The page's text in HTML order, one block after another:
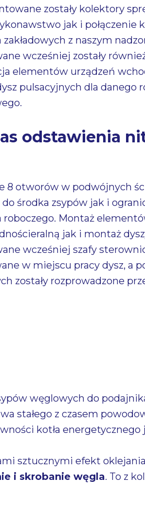
zostały kolektory
jak i połączenie
z naszym
wcześniej zostały
elementów urządzeń
pulsacyjnych dla danego
odstawienia
8 otworów w podwójnych
środka zsypów jak i
roboczego. Montaż
jak i montaż
wcześniej szafy
w miejscu pracy dysz, a
zostały rozprowadzone
węglowych do
stałego z czasem
kotła
sztucznymi efekt
i skrobanie węgla. To z